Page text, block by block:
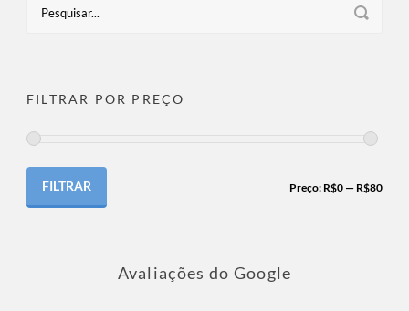
FILTRAR POR PREÇO
FILTRAR Preço: R$0 — R$80
Avaliações do Google